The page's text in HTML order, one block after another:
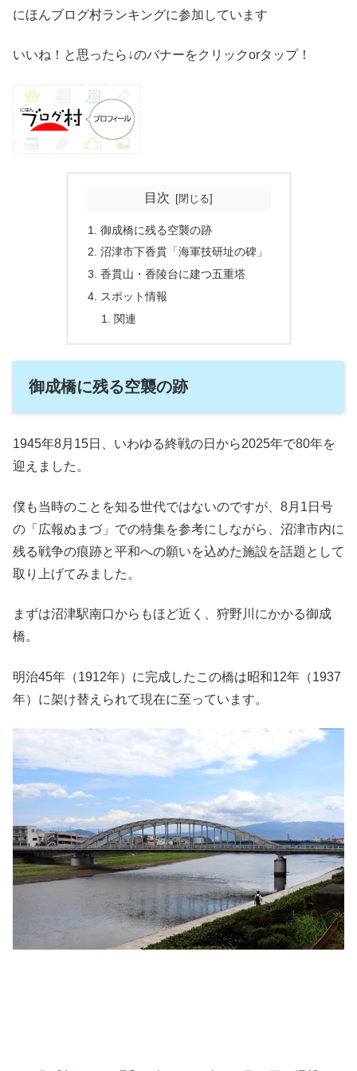
にほんブログ村ランキングに参加しています
いいね！と思ったら↓のバナーをクリックorタップ！
目次
御成橋に残る空襲の跡
沼津市下香貫「海軍技研址の碑」
香貫山・香陵台に建つ五重塔
スポット情報
関連
御成橋に残る空襲の跡
1945年8月15日、いわゆる終戦の日から2025年で80年を
迎えました。
僕も当時のことを知る世代ではないのですが、8月1日号
の「広報ぬまづ」での特集を参考にしながら、沼津市内に
残る戦争の痕跡と平和への願いを込めた施設を話題として
取り上げてみました。
まずは沼津駅南口からもほど近く、狩野川にかかる御成
橋。
明治45年（1912年）に完成したこの橋は昭和12年（1937
年）に架け替えられて現在に至っています。